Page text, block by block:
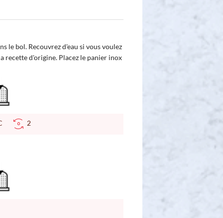
le bol. Recouvrez d'eau si vous voulez
recette d'origine. Placez le panier inox
2